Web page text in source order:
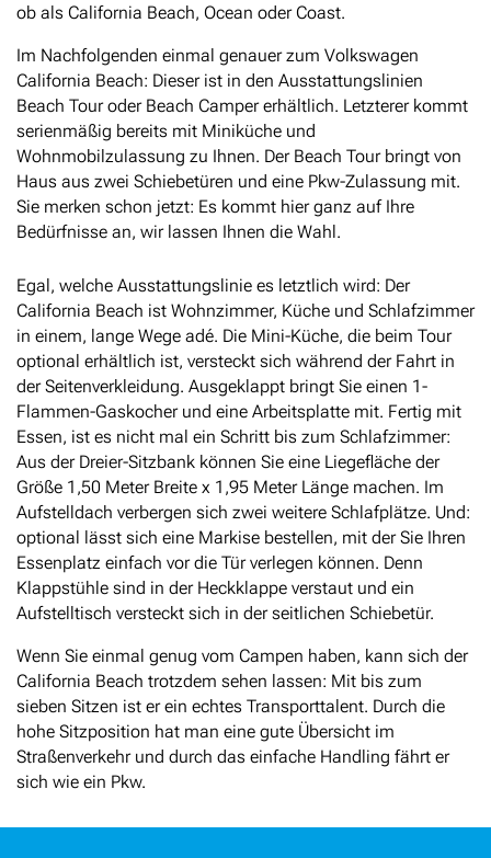
ob als California Beach, Ocean oder Coast.
Im Nachfolgenden einmal genauer zum Volkswagen
California Beach: Dieser ist in den Ausstattungslinien
Beach Tour oder Beach Camper erhältlich. Letzterer kommt
serienmäßig bereits mit Miniküche und
Wohnmobilzulassung zu Ihnen. Der Beach Tour bringt von
Haus aus zwei Schiebetüren und eine Pkw-Zulassung mit.
Sie merken schon jetzt: Es kommt hier ganz auf Ihre
Bedürfnisse an, wir lassen Ihnen die Wahl.
Egal, welche Ausstattungslinie es letztlich wird: Der
California Beach ist Wohnzimmer, Küche und Schlafzimmer
in einem, lange Wege adé. Die Mini-Küche, die beim Tour
optional erhältlich ist, versteckt sich während der Fahrt in
der Seitenverkleidung. Ausgeklappt bringt Sie einen 1-
Flammen-Gaskocher und eine Arbeitsplatte mit. Fertig mit
Essen, ist es nicht mal ein Schritt bis zum Schlafzimmer:
Aus der Dreier-Sitzbank können Sie eine Liegefläche der
Größe 1,50 Meter Breite x 1,95 Meter Länge machen. Im
Aufstelldach verbergen sich zwei weitere Schlafplätze. Und:
optional lässt sich eine Markise bestellen, mit der Sie Ihren
Essenplatz einfach vor die Tür verlegen können. Denn
Klappstühle sind in der Heckklappe verstaut und ein
Aufstelltisch versteckt sich in der seitlichen Schiebetür.
Wenn Sie einmal genug vom Campen haben, kann sich der
California Beach trotzdem sehen lassen: Mit bis zum
sieben Sitzen ist er ein echtes Transporttalent. Durch die
hohe Sitzposition hat man eine gute Übersicht im
Straßenverkehr und durch das einfache Handling fährt er
sich wie ein Pkw.